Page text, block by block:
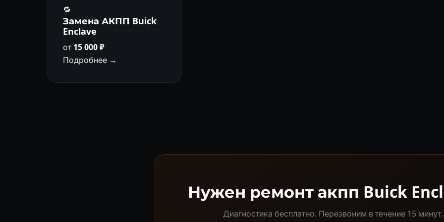
🔁
Замена АКПП Buick
Enclave
от15 000 ₽
Подробнее →
Нужен ремонт акпп Buick
Диагностика бесплатно. Перезвоним в течение 15 минут.